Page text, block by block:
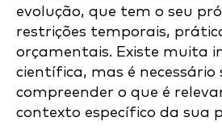
evolução, que tem o seu
restrições temporais,
orçamentais. Existe muita
científica, mas é necessário
compreender o que é
contexto específico da sua